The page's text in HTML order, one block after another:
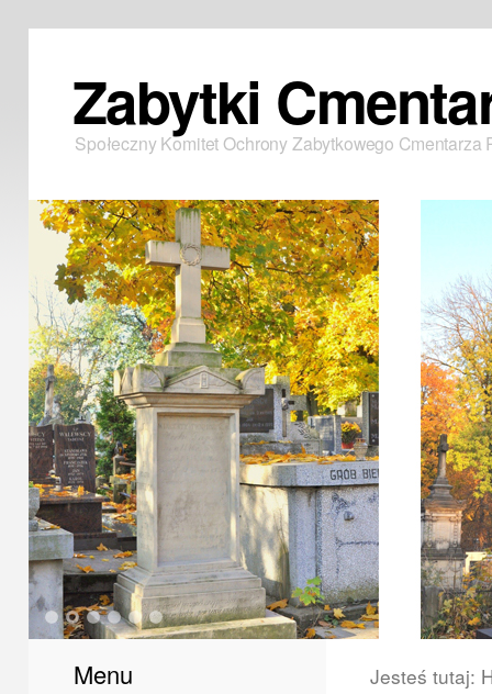
Zabytki
Społeczny Komitet Ochrony Zabytkowego
1 2 3 4 5 6
Menu Jesteś tutaj: